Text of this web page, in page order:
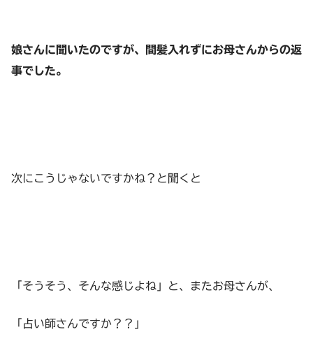
娘さんに聞いたのですが、間髪入れずにお母さんからの返
事でした。
次にこうじゃないですかね？と聞くと
「そうそう、そんな感じよね」と、またお母さんが、
「占い師さんですか？？」